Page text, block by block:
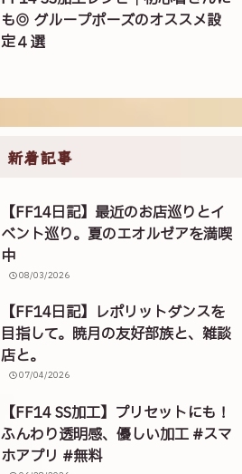
も◎ グループポーズのオススメ設
定４選
新着記事
【FF14日記】最近のお店巡りとイ
ベント巡り。夏のエオルゼアを満喫
中
08/03/2026
【FF14日記】レポリットダンスを
目指して。暁月の友好部族と、雑談
店と。
07/04/2026
【FF14 SS加工】プリセットにも！
ふんわり透明感、優しい加工 #スマ
ホアプリ #無料